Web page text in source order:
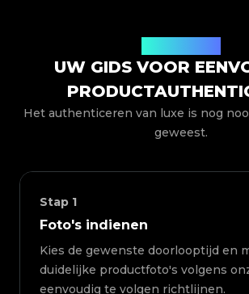
UW GIDS VOOR
Het authenticeren van luxe is nog
geweest.
Stap 1
Foto's indienen
Kies de gewenste doorlooptijd en
duidelijke productfoto's volgens
eenvoudig te volgen richtlijnen.